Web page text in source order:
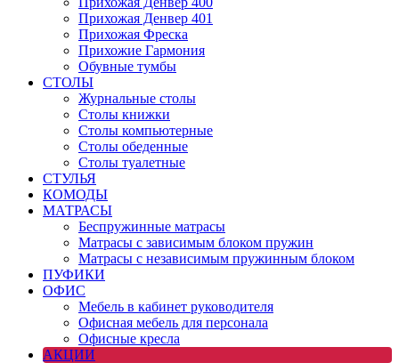
Прихожая Денвер 401
Прихожая Фреска
Прихожие Гармония
Обувные тумбы
СТОЛЫ
Журнальные столы
Столы книжки
Столы компьютерные
Столы обеденные
Столы туалетные
СТУЛЬЯ
КОМОДЫ
МАТРАСЫ
Беспружинные матрасы
Матрасы с зависимым блоком пружин
Матрасы с независимым пружинным блоком
ПУФИКИ
ОФИС
Мебель в кабинет руководителя
Офисная мебель для персонала
Офисные кресла
АКЦИИ